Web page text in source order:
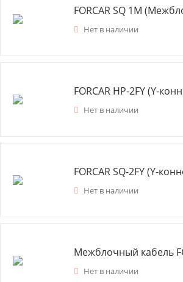
FORCAR SQ 1M
Нет в наличии
FORCAR HP-2FY (Y-
Нет в наличии
FORCAR SQ-2FY (Y-
Нет в наличии
Межблочный кабель
Нет в наличии